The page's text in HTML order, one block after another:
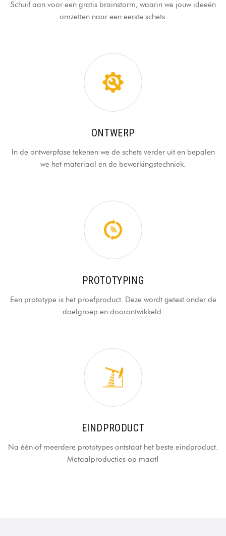
Schuif aan voor een gratis brainstorm, waarin we jouw ideeën
omzetten naar een eerste schets.
ONTWERP
In de ontwerpfase tekenen we de schets verder uit en bepalen
we het materiaal en de bewerkingstechniek.
PROTOTYPING
Een prototype is het proefproduct. Deze wordt getest onder de
doelgroep en doorontwikkeld.
EINDPRODUCT
Na één of meerdere prototypes ontstaat het beste eindproduct.
Metaalproducties op maat!